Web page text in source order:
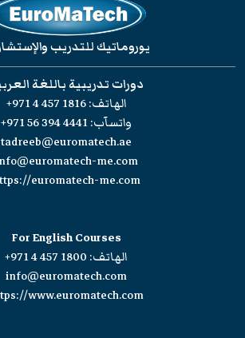
يوروماتيك للتدريب
دورات تدريبية باللغة
الهاتف:+971 4 457 1816
واتسآب:+971 56 394 4441
tadreeb@euromatech.ae
me.com
euromatech-me.com
For English Courses
الهاتف: +971 4 457 1800
info@euromatech.com
www.euromatech.com